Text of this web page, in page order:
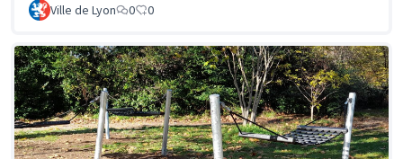
Ville de Lyon 0 0